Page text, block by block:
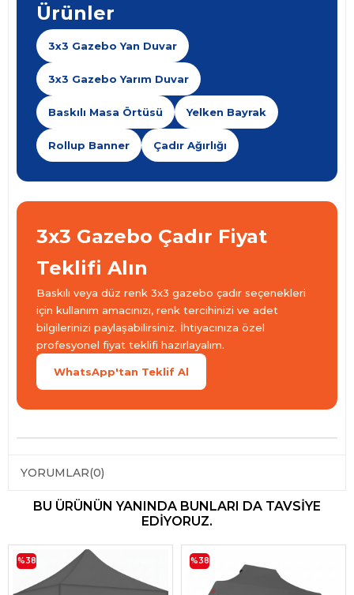
Ürünler
3x3 Gazebo Yan Duvar
3x3 Gazebo Yarım Duvar
Baskılı Masa Örtüsü Yelken Bayrak
Rollup Banner Çadır Ağırlığı
3x3 Gazebo Çadır Fiyat
Teklifi Alın
Baskılı veya düz renk 3x3 gazebo çadır seçenekleri
için kullanım amacınızı, renk tercihinizi ve adet
bilgilerinizi paylaşabilirsiniz. İhtiyacınıza özel
profesyonel fiyat teklifi hazırlayalım.
WhatsApp'tan Teklif Al
YORUMLAR(0)
BU ÜRÜNÜN YANINDA BUNLARI DA TAVSIYE
EDIYORUZ.
%38 %38